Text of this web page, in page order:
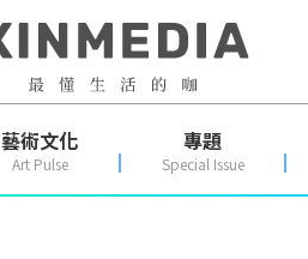
藝術文化
Art Pulse
專題
Special Issue